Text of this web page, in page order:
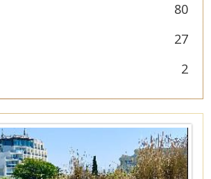
et une connexion Wi-
80
27
2